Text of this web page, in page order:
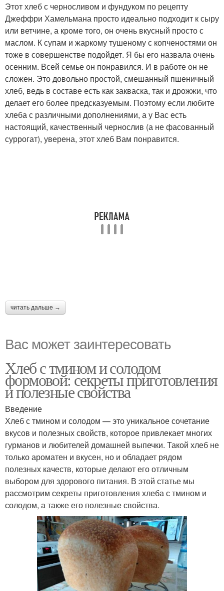
Этот хлеб с черносливом и фундуком по рецепту
Джеффри Хамельмана просто идеально подходит к сыру
или ветчине, а кроме того, он очень вкусный просто с
маслом. К супам и жаркому тушеному с копченостями он
тоже в совершенстве подойдет. Я бы его назвала очень
осенним. Всей семье он понравился. И в работе он не
сложен. Это довольно простой, смешанный пшеничный
хлеб, ведь в составе есть как закваска, так и дрожжи, что
делает его более предсказуемым. Поэтому если любите
хлеба с различными дополнениями, а у Вас есть
настоящий, качественный чернослив (а не фасованный
суррогат), уверена, этот хлеб Вам понравится.
читать дальше →
Вас может заинтересовать
Хлеб с тмином и солодом
формовой: секреты приготовления
и полезные свойства
Введение
Хлеб с тмином и солодом — это уникальное сочетание
вкусов и полезных свойств, которое привлекает многих
гурманов и любителей домашней выпечки. Такой хлеб не
только ароматен и вкусен, но и обладает рядом
полезных качеств, которые делают его отличным
выбором для здорового питания. В этой статье мы
рассмотрим секреты приготовления хлеба с тмином и
солодом, а также его полезные свойства.